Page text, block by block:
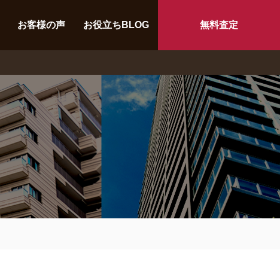
お客様の声 お役立ちBLOG 無料査定